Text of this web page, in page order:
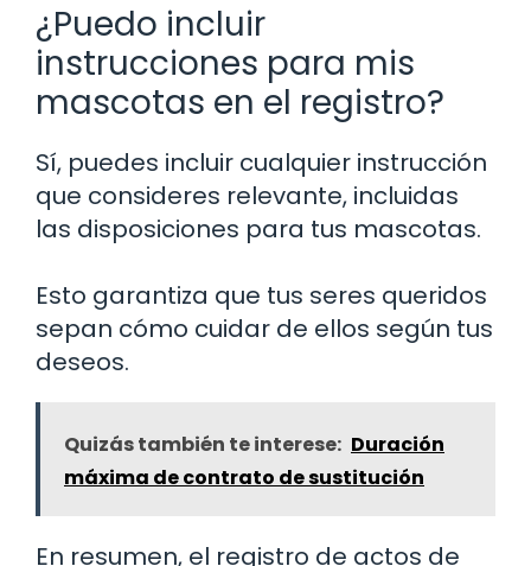
¿Puedo incluir
instrucciones para mis
mascotas en el registro?
Sí, puedes incluir cualquier instrucción
que consideres relevante, incluidas
las disposiciones para tus mascotas.
Esto garantiza que tus seres queridos
sepan cómo cuidar de ellos según tus
deseos.
Quizás también te interese: Duración
máxima de contrato de sustitución
En resumen, el registro de actos de